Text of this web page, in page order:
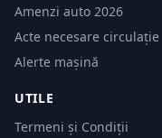
Amenzi auto 2026
Acte necesare circulație
Alerte mașină
UTILE
Termeni și Condiții